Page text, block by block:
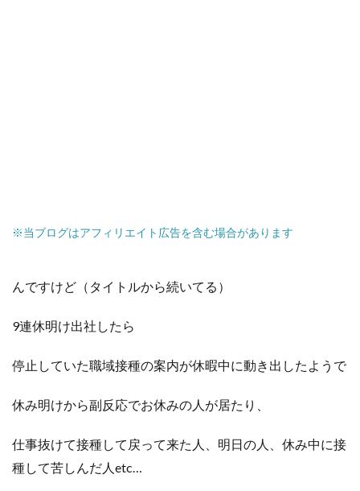
※当ブログはアフィリエイト広告を含む場合があります
んですけど（タイトルから続いてる）
9連休明け出社したら
停止していた職域接種の案内が休暇中に動き出したようで
休み明けから副反応でお休みの人が居たり、
仕事抜けて接種して戻って来た人、明日の人、休み中に接
種して苦しんだ人etc…